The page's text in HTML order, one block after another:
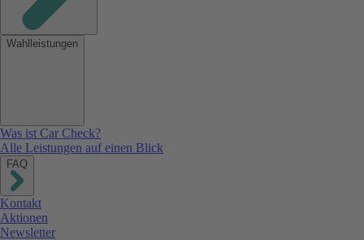
Wahlleistungen
Was ist Car Check?
Alle Leistungen auf einen Blick
FAQ
Kontakt
Aktionen
Newsletter